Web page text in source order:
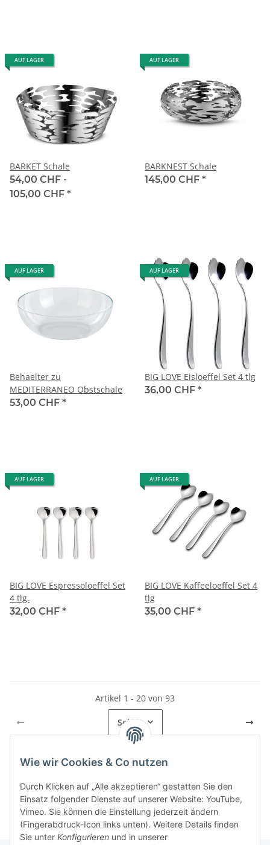
AUF LAGER
BARKET Schale
54,00 CHF -
105,00 CHF *
AUF LAGER
BARKNEST Schale
145,00 CHF *
AUF LAGER
Behaelter zu
MEDITERRANEO Obstschale
53,00 CHF *
AUF LAGER
BIG LOVE Eisloeffel Set 4 tlg
36,00 CHF *
AUF LAGER
BIG LOVE Espressoloeffel Set
4 tlg.
32,00 CHF *
AUF LAGER
BIG LOVE Kaffeeloeffel Set 4
tlg
35,00 CHF *
Artikel 1 - 20 von 93
Seite1
Kategorien
Wie wir Cookies & Co nutzen
Durch Klicken auf „Alle akzeptieren“ gestatten Sie den
Einsatz folgender Dienste auf unserer Website: YouTube,
Vimeo. Sie können die Einstellung jederzeit ändern
(Fingerabdruck-Icon links unten). Weitere Details finden
Sie unter Konfigurieren und in unserer